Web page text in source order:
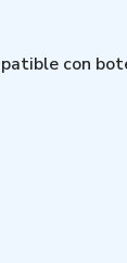
con